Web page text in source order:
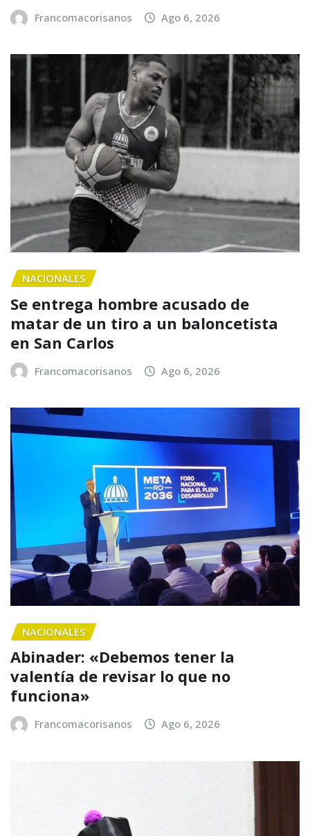
Francomacorisanos Ago 6, 2026
NACIONALES
Se entrega hombre acusado de
matar de un tiro a un baloncetista
en San Carlos
Francomacorisanos Ago 6, 2026
NACIONALES
Abinader: «Debemos tener la
valentía de revisar lo que no
funciona»
Francomacorisanos Ago 6, 2026